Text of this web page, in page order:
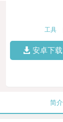
工具
安卓下载
简介